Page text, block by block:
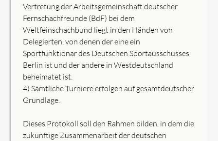
Vertretung der Arbeitsgemeinschaft deutscher
Fernschachfreunde (BdF) bei dem
Weltfeinschachbund liegt in den Händen von
Delegierten, von denen der eine ein
Sportfunktionär des Deutschen Sportausschusses
Berlin ist und der andere in Westdeutschland
beheimatet ist.
4) Sämtliche Turniere erfolgen auf gesamtdeutscher
Grundlage.
Dieses Protokoll soll den Rahmen bilden, in dem die
zukünftige Zusammenarbeit der deutschen